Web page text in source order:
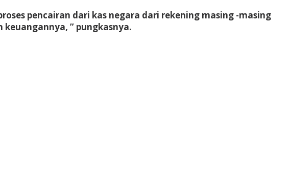
pencairan dari kas negara dari rekening masing -masing
” pungkasnya.